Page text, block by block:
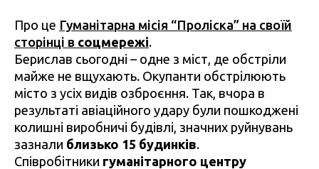
Про це Гуманітарна місія “Проліска” на своїй
сторінці в соцмережі.
Берислав сьогодні – одне з міст, де обстріли
майже не вщухають. Окупанти обстрілюють
місто з усіх видів озброєння. Так, вчора в
результаті авіаційного удару були пошкоджені
колишні виробничі будівлі, значних руйнувань
зазнали близько 15 будинків.
Співробітники гуманітарного центру